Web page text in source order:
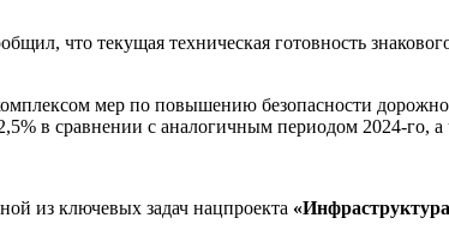
что текущая техническая готовность
мер по повышению безопасности
в сравнении с аналогичным периодом 2024-го,
из ключевых задач нацпроекта